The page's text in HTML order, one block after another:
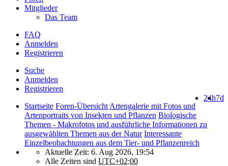
Mitglieder
Das Team
FAQ
Anmelden
Registrieren
Suche
Anmelden
Registrieren
7d
24h
Startseite Foren-Übersicht Artengalerie mit Fotos und
Artenportraits von Insekten und Pflanzen Biologische
Themen - Makrofotos und ausführliche Informationen zu
ausgewählten Themen aus der Natur Interessante
Einzelbeobachtungen aus dem Tier- und Pflanzenreich
Aktuelle Zeit: 6. Aug 2026, 19:54
Alle Zeiten sind UTC+02:00